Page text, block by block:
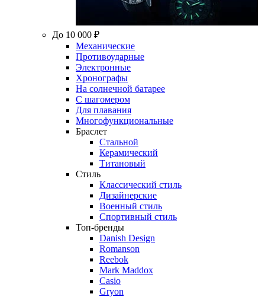
До 10 000 ₽
Механические
Противоударные
Электронные
Хронографы
На солнечной батарее
С шагомером
Для плавания
Многофункциональные
Браслет
Стальной
Керамический
Титановый
Стиль
Классический стиль
Дизайнерские
Военный стиль
Спортивный стиль
Топ-бренды
Danish Design
Romanson
Reebok
Mark Maddox
Casio
Gryon